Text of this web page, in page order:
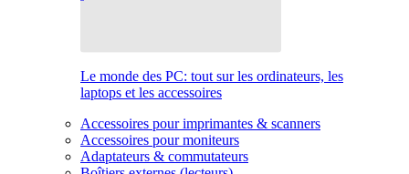
Le monde des PC: tout sur les ordinateurs, les
laptops et les accessoires
Accessoires pour imprimantes & scanners
Accessoires pour moniteurs
Adaptateurs & commutateurs